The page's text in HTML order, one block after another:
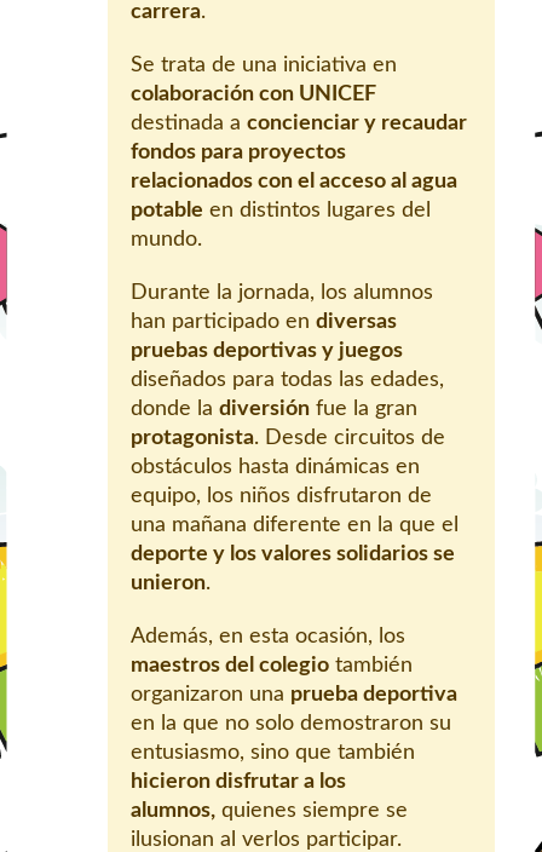
carrera.
Se trata de una iniciativa en
colaboración con UNICEF
destinada a concienciar y recaudar
fondos para proyectos
relacionados con el acceso al agua
potable en distintos lugares del
mundo.
Durante la jornada, los alumnos
han participado en diversas
pruebas deportivas y juegos
diseñados para todas las edades,
donde la diversión fue la gran
protagonista. Desde circuitos de
obstáculos hasta dinámicas en
equipo, los niños disfrutaron de
una mañana diferente en la que el
deporte y los valores solidarios se
unieron.
Además, en esta ocasión, los
maestros del colegio también
organizaron una prueba deportiva
en la que no solo demostraron su
entusiasmo, sino que también
hicieron disfrutar a los
alumnos, quienes siempre se
ilusionan al verlos participar.